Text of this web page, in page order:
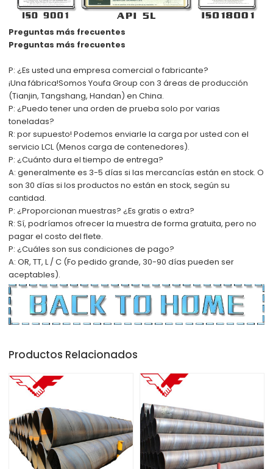
Preguntas más frecuentes
Preguntas más frecuentes
P: ¿Es usted una empresa comercial o fabricante?
¡Una fábrica!Somos Youfa Group con 3 áreas de producción
(Tianjin, Tangshang, Handan) en China.
P: ¿Puedo tener una orden de prueba solo por varias
toneladas?
R: por supuesto! Podemos enviarle la carga por usted con el
servicio LCL (Menos carga de contenedores).
P: ¿Cuánto dura el tiempo de entrega?
A: generalmente es 3-5 días si las mercancías están en stock. O
son 30 días si los productos no están en stock, según su
cantidad.
P: ¿Proporcionan muestras? ¿Es gratis o extra?
R: Sí, podríamos ofrecer la muestra de forma gratuita, pero no
pagar el costo del flete.
P: ¿Cuáles son sus condiciones de pago?
A: OR, TT, L / C (Fo pedido grande, 30-90 días pueden ser
aceptables).
Productos Relacionados